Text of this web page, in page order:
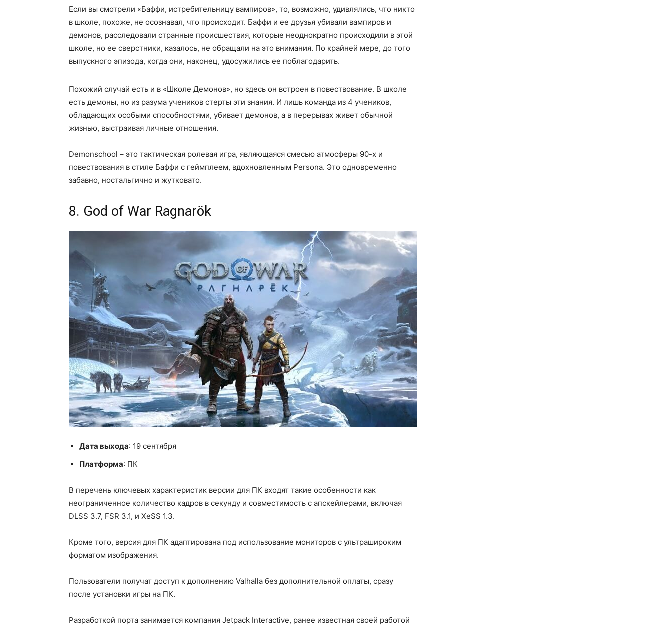
Если вы смотрели «Баффи, истребительницу вампиров», то, возможно, удивлялись, что никто
в школе, похоже, не осознавал, что происходит. Баффи и ее друзья убивали вампиров и
демонов, расследовали странные происшествия, которые неоднократно происходили в этой
школе, но ее сверстники, казалось, не обращали на это внимания. По крайней мере, до того
выпускного эпизода, когда они, наконец, удосужились ее поблагодарить.
Похожий случай есть и в «Школе Демонов», но здесь он встроен в повествование. В школе
есть демоны, но из разума учеников стерты эти знания. И лишь команда из 4 учеников,
обладающих особыми способностями, убивает демонов, а в перерывах живет обычной
жизнью, выстраивая личные отношения.
Demonschool – это тактическая ролевая игра, являющаяся смесью атмосферы 90-х и
повествования в стиле Баффи с геймплеем, вдохновленным Persona. Это одновременно
забавно, ностальгично и жутковато.
8. God of War Ragnarök
Дата выхода: 19 сентября
Платформа: ПК
В перечень ключевых характеристик версии для ПК входят такие особенности как
неограниченное количество кадров в секунду и совместимость с апскейлерами, включая
DLSS 3.7, FSR 3.1, и XeSS 1.3.
Кроме того, версия для ПК адаптирована под использование мониторов с ультрашироким
форматом изображения.
Пользователи получат доступ к дополнению Valhalla без дополнительной оплаты, сразу
после установки игры на ПК.
Разработкой порта занимается компания Jetpack Interactive, ранее известная своей работой